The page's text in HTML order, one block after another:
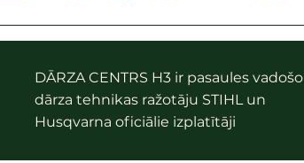
DĀRZA CENTRS H3 ir pasaules vadošo
dārza tehnikas ražotāju STIHL un
Husqvarna oficiālie izplatītāji